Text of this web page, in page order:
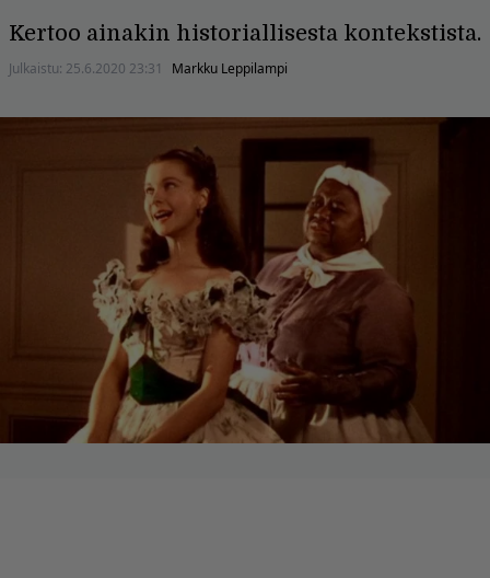
Kertoo ainakin historiallisesta kontekstista.
Julkaistu: 25.6.2020 23:31 Markku Leppilampi